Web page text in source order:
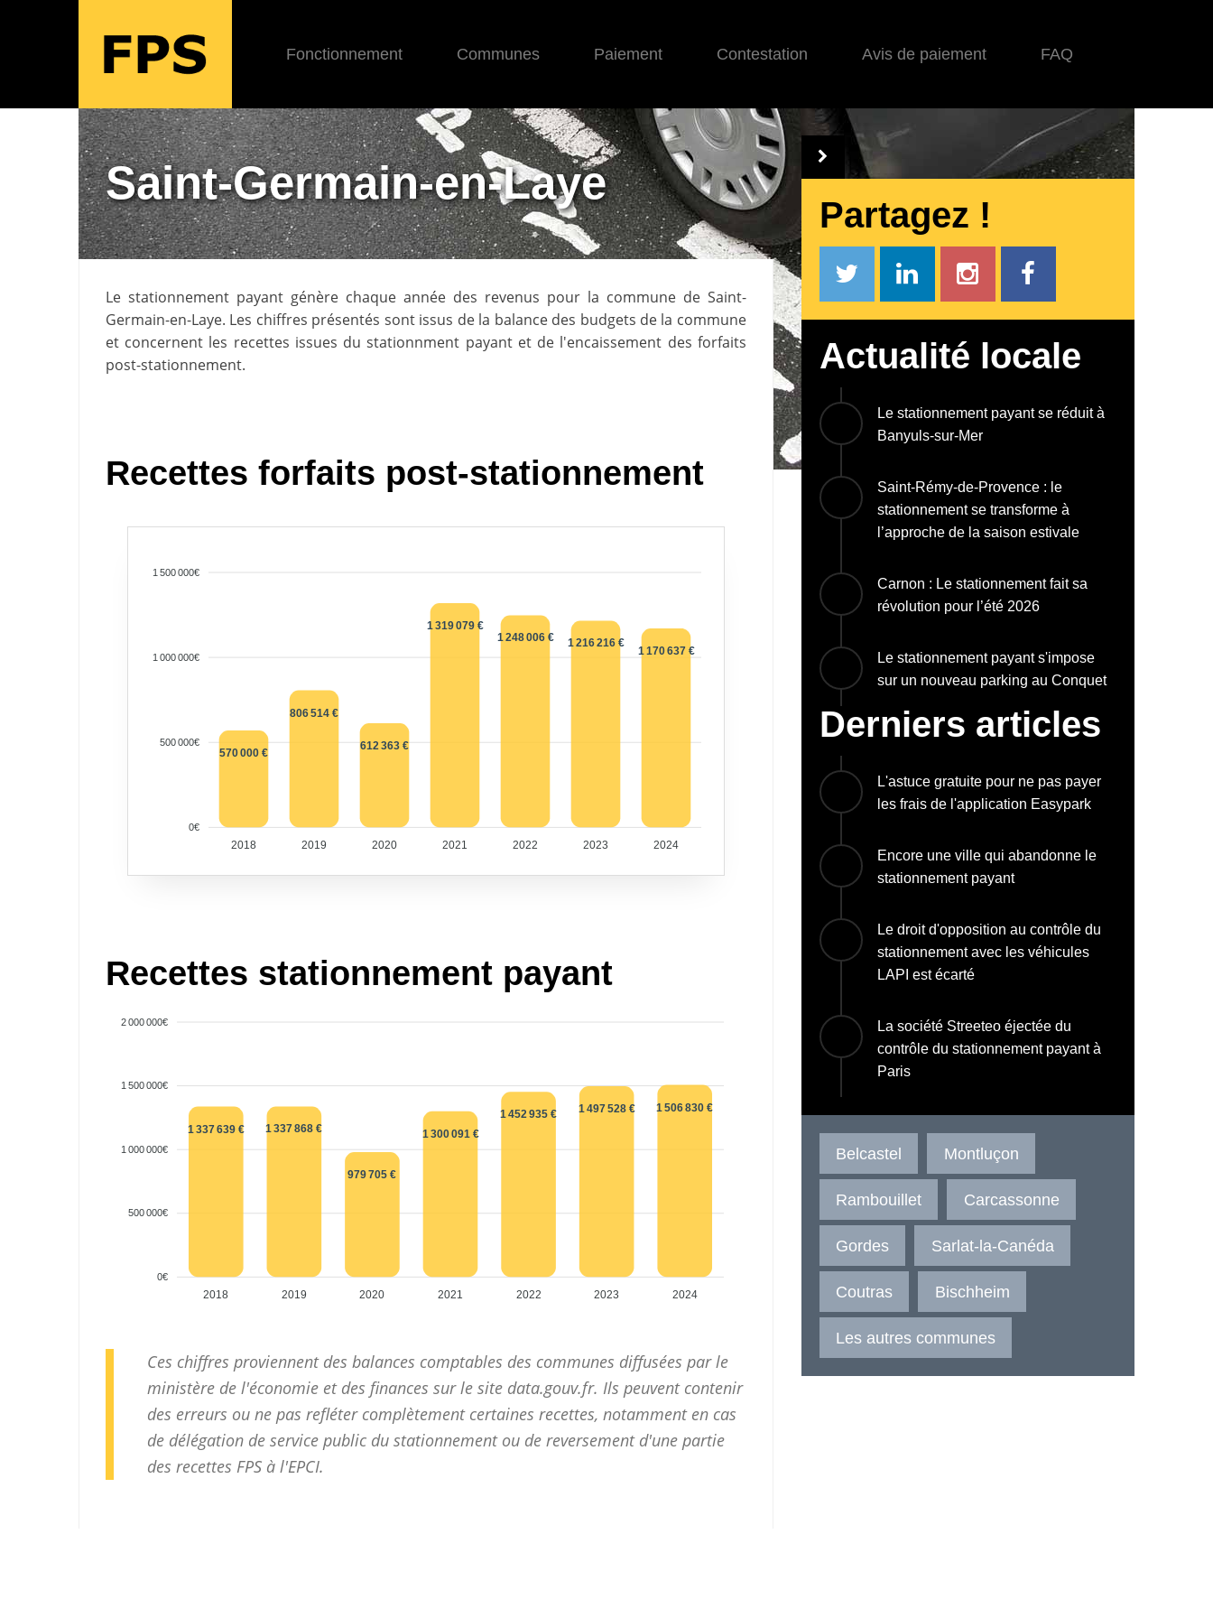
Fonctionnement Communes Paiement Contestation Avis de paiement FAQ
Saint-Germain-en-Laye
Le stationnement payant génère chaque année des revenus pour la commune de Saint-
Germain-en-Laye. Les chiffres présentés sont issus de la balance des budgets de la commune
et concernent les recettes issues du stationnment payant et de l'encaissement des forfaits
post-stationnement.
Recettes forfaits post-stationnement
1 500 000€
1 000 000€
500 000€
0€
570 000 €
806 514 €
612 363 €
1 319 079 €
1 248 006 €
1 216 216 €
1 170 637 €
2018 2019 2020 2021 2022 2023 2024
Recettes stationnement payant
2 000 000€
1 500 000€
1 000 000€
500 000€
0€
1 337 639 € 1 337 868 €
979 705 €
1 300 091 €
1 452 935 € 1 497 528 € 1 506 830 €
2018 2019 2020 2021 2022 2023 2024
Ces chiffres proviennent des balances comptables des communes diffusées par le
ministère de l'économie et des finances sur le site data.gouv.fr. Ils peuvent contenir
des erreurs ou ne pas refléter complètement certaines recettes, notamment en cas
de délégation de service public du stationnement ou de reversement d'une partie
des recettes FPS à l'EPCI.
Partagez !
Actualité locale
Le stationnement payant se réduit à
Banyuls-sur-Mer
Saint-Rémy-de-Provence : le
stationnement se transforme à
l’approche de la saison estivale
Carnon : Le stationnement fait sa
révolution pour l’été 2026
Le stationnement payant s'impose
sur un nouveau parking au Conquet
Derniers articles
L'astuce gratuite pour ne pas payer
les frais de l'application Easypark
Encore une ville qui abandonne le
stationnement payant
Le droit d'opposition au contrôle du
stationnement avec les véhicules
LAPI est écarté
La société Streeteo éjectée du
contrôle du stationnement payant à
Paris
Belcastel Montluçon
Rambouillet Carcassonne
Gordes Sarlat-la-Canéda
Coutras Bischheim
Les autres communes